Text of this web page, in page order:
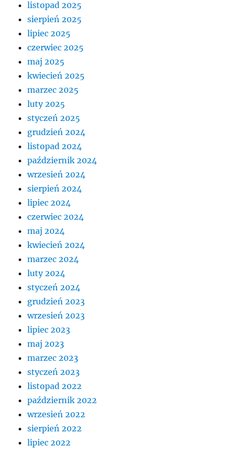
listopad 2025
sierpień 2025
lipiec 2025
czerwiec 2025
maj 2025
kwiecień 2025
marzec 2025
luty 2025
styczeń 2025
grudzień 2024
listopad 2024
październik 2024
wrzesień 2024
sierpień 2024
lipiec 2024
czerwiec 2024
maj 2024
kwiecień 2024
marzec 2024
luty 2024
styczeń 2024
grudzień 2023
wrzesień 2023
lipiec 2023
maj 2023
marzec 2023
styczeń 2023
listopad 2022
październik 2022
wrzesień 2022
sierpień 2022
lipiec 2022